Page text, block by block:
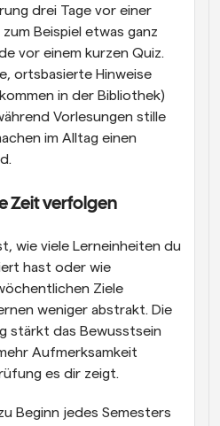
drei Tage vor einer
Beispiel etwas ganz
vor einem kurzen Quiz.
ortsbasierte Hinweise
in der Bibliothek)
Vorlesungen stille
im Alltag einen
Zeit verfolgen
wie viele Lerneinheiten du
hast oder wie
Ziele
weniger abstrakt. Die
stärkt das Bewusstsein
Aufmerksamkeit
es dir zeigt.
Beginn jedes Semesters